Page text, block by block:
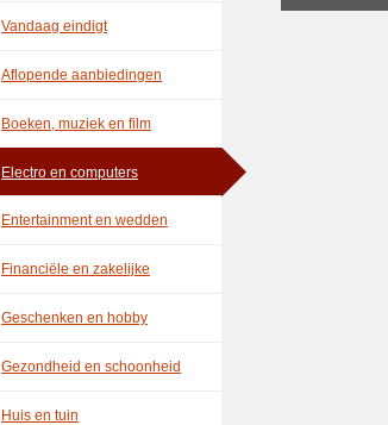
Vandaag eindigt
Aflopende aanbiedingen
Boeken, muziek en film
Electro en computers
Entertainment en wedden
Financiële en zakelijke
Geschenken en hobby
Gezondheid en schoonheid
Huis en tuin